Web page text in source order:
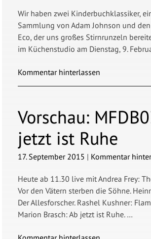
Wir haben zwei Kinderbuchklassiker,
Sammlung von Adam Johnson und
Eco, der uns großes Stirnrunzeln
im Küchenstudio am Dienstag, 9.
Kommentar hinterlassen
Vorschau:
jetzt ist Ruhe
17. September 2015 | Kommentar
Heute ab 11.30 live mit Andrea Frey:
Vor den Vätern sterben die Söhne.
Der Allesforscher. Rashel Kushner:
Marion Brasch: Ab jetzt ist Ruhe. …